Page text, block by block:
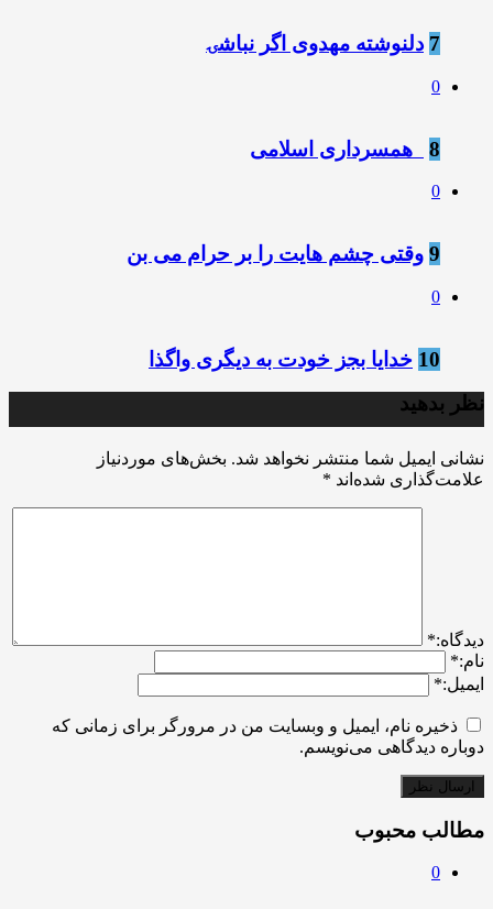
7 دلنوشته مهدوی اگر نباشۍ
0
8 ️ ️ همسرداری اسلامی
0
9 وقتی چشم هایت را بر حرام می بن
0
10 خدایا بجز خودت به دیگرى واگذا
نظر بدهید
نشانی ایمیل شما منتشر نخواهد شد. بخش‌های موردنیاز
علامت‌گذاری شده‌اند *
ديدگاه:*
نام:*
ایمیل:*
ذخیره نام، ایمیل و وبسایت من در مرورگر برای زمانی که
دوباره دیدگاهی می‌نویسم.
مطالب محبوب
0